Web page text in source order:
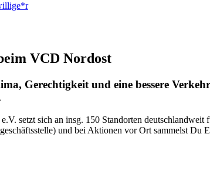
VCD Nordost
Gerechtigkeit und eine bessere
setzt sich an insg. 150 Standorten
und bei Aktionen vor Ort sammelst